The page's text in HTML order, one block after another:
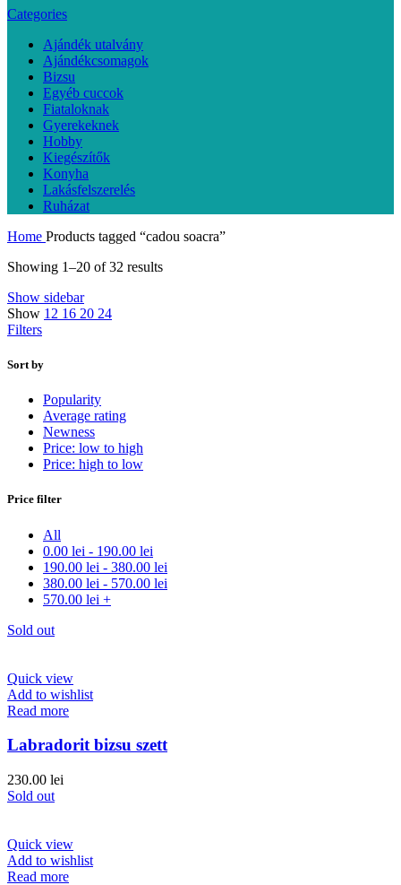
Categories
Ajándék utalvány
Ajándékcsomagok
Bizsu
Egyéb cuccok
Fiataloknak
Gyerekeknek
Hobby
Kiegészítők
Konyha
Lakásfelszerelés
Ruházat
Home Products tagged “cadou soacra”
Showing 1–20 of 32 results
Show sidebar
Show 12 16 20 24
Filters
Sort by
Popularity
Average rating
Newness
Price: low to high
Price: high to low
Price filter
All
0.00 lei - 190.00 lei
190.00 lei - 380.00 lei
380.00 lei - 570.00 lei
570.00 lei +
Sold out
Quick view
Add to wishlist
Read more
Labradorit bizsu szett
230.00 lei
Sold out
Quick view
Add to wishlist
Read more